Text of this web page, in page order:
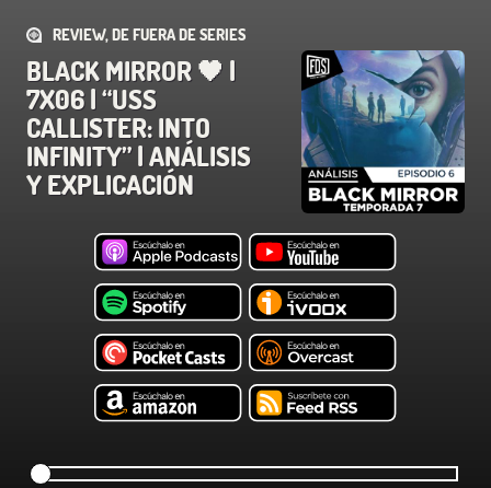
REVIEW, DE FUERA DE SERIES
BLACK MIRROR 🖤 |
7X06 | “USS
CALLISTER: INTO
INFINITY” | ANÁLISIS
Y EXPLICACIÓN